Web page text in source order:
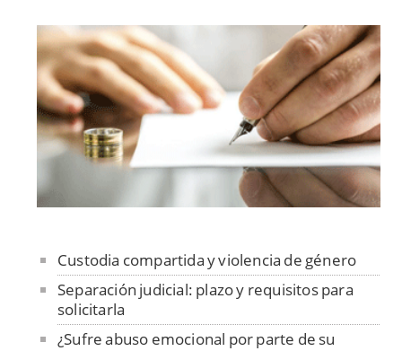
Custodia compartida y violencia de género
Separación judicial: plazo y requisitos para
solicitarla
¿Sufre abuso emocional por parte de su